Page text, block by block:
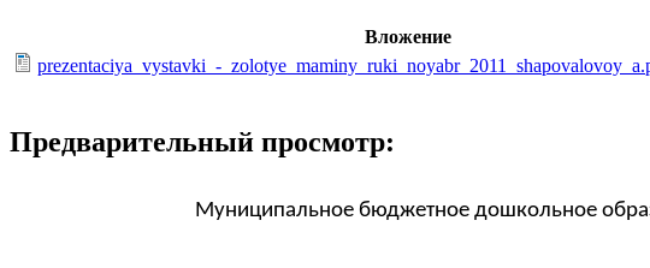
Вложение
prezentaciya_vystavki_-
Предварительный просмотр:
Муниципальное бюджетное дошкольное